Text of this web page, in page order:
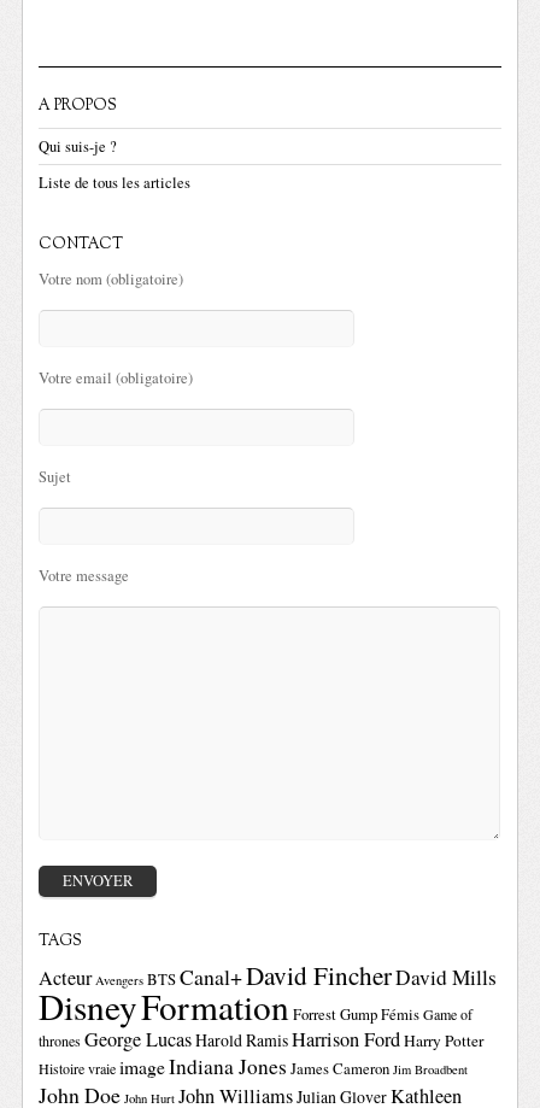
A PROPOS
Qui suis-je ?
Liste de tous les articles
CONTACT
Votre nom (obligatoire)
Votre email (obligatoire)
Sujet
Votre message
TAGS
Acteur Avengers BTSCanal+David FincherDavid Mills
DisneyFormationForrest GumpFémis Game of
thrones George LucasHarold RamisHarrison FordHarry Potter
Histoire vraie imageIndiana Jones James Cameron Jim Broadbent
John Doe John Hurt John WilliamsJulian GloverKathleen